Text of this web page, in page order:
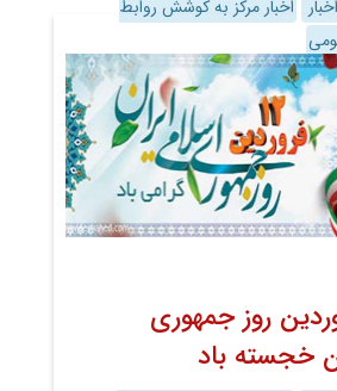
اخبار
اخبار مرکز به کوشش روابط
روز جمهوری
خجسته باد